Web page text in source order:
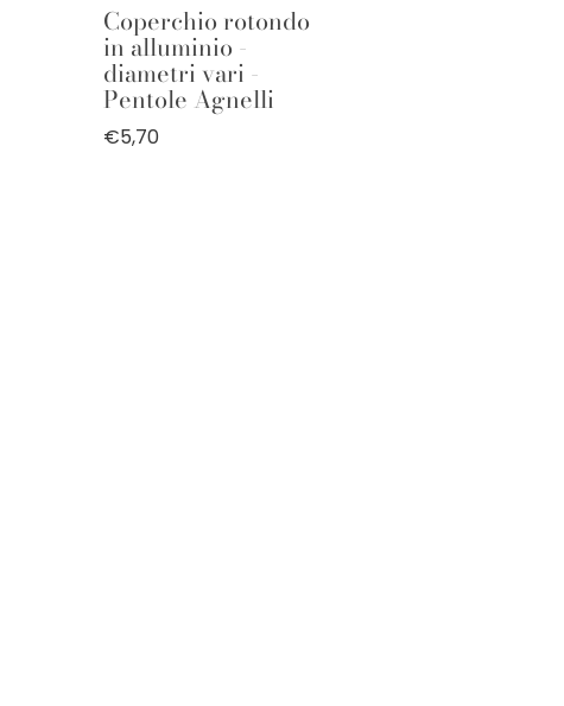
Coperchio rotondo
in alluminio -
diametri vari -
Pentole Agnelli
€5,70